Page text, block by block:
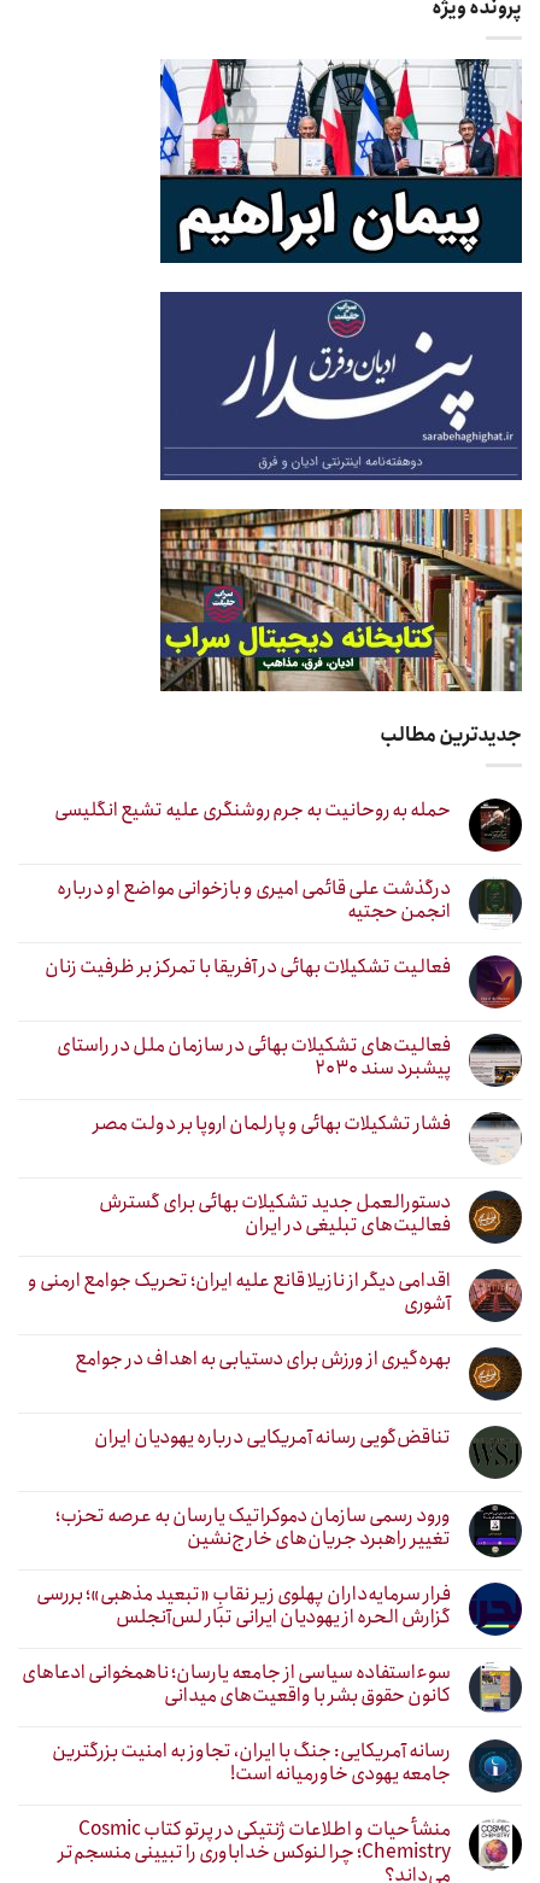
پرونده ویژه
جدیدترین مطالب
حمله به روحانیت به جرم روشنگری علیه تشیع انگلیسی
درگذشت علی قائمی امیری و بازخوانی مواضع او درباره
انجمن حجتیه
فعالیت تشکیلات بهائی در آفریقا با تمرکز بر ظرفیت زنان
فعالیت‌های تشکیلات بهائی در سازمان ملل در راستای
پیشبرد سند ۲۰۳۰
فشار تشکیلات بهائی و پارلمان اروپا بر دولت مصر
دستورالعمل جدید تشکیلات بهائی برای گسترش
فعالیت‌های تبلیغی در ایران
اقدامی دیگر از نازیلا قانع علیه ایران؛ تحریک جوامع ارمنی و
آشوری
بهره‌گیری از ورزش برای دستیابی به اهداف در جوامع
تناقض‌گویی رسانه آمریکایی درباره یهودیان ایران
ورود رسمی سازمان دموکراتیک یارسان به عرصه تحزب؛
تغییر راهبرد جریان‌های خارج‌نشین
فرار سرمایه‌داران پهلوی زیر نقابِ «تبعید مذهبی»؛ بررسی
گزارش الحره از یهودیان ایرانی تبار لس‌آنجلس
سوءاستفاده سیاسی از جامعه یارسان؛ ناهمخوانی ادعاهای
کانون حقوق بشر با واقعیت‌های میدانی
رسانه آمریکایی: جنگ با ایران، تجاوز به امنیت بزرگترین
جامعه یهودی خاورمیانه است!
منشأ حیات و اطلاعات ژنتیکی در پرتو کتاب Cosmic
Chemistry؛ چرا لنوکس خداباوری را تبیینی منسجم‌تر
می‌داند؟